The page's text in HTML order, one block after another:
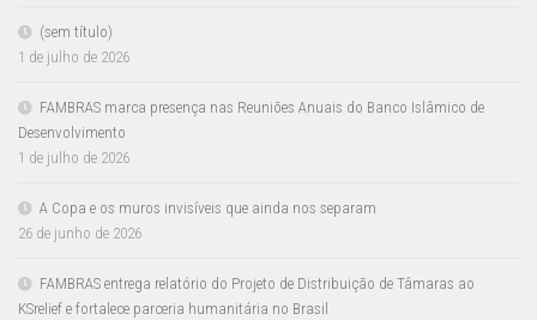
(sem título)
1 de julho de 2026
FAMBRAS marca presença nas Reuniões Anuais do Banco Islâmico de
Desenvolvimento
1 de julho de 2026
A Copa e os muros invisíveis que ainda nos separam
26 de junho de 2026
FAMBRAS entrega relatório do Projeto de Distribuição de Tâmaras ao
KSrelief e fortalece parceria humanitária no Brasil